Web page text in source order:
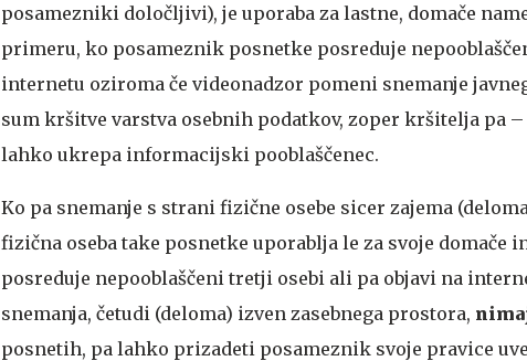
posamezniki določljivi), je uporaba za lastne, domače
primeru, ko posameznik posnetke posreduje
internetu oziroma če videonadzor pomeni snemanje
sum kršitve varstva osebnih podatkov, zoper kršitelja pa
lahko ukrepa informacijski pooblaščenec.
Ko pa snemanje s strani fizične osebe sicer zajema
fizična oseba take posnetke uporablja le za svoje domače
posreduje nepooblaščeni tretji osebi ali pa objavi na
snemanja, četudi (deloma) izven zasebnega prostora,
posnetih, pa lahko prizadeti posameznik svoje pravice